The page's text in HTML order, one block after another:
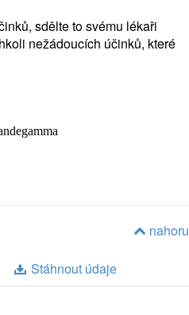
sdělte to svému lékaři
nežádoucích účinků, které
nahoru
Stáhnout údaje